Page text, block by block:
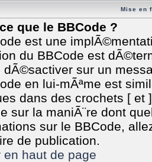
Mise en
que le BBCode ?
est une
du BBCode est
dÃ©sactiver sur un
en lui-mÃªme est
dans des crochets [
sur la maniÃ¨re dont
sur le BBCode,
de publication.
en haut de page